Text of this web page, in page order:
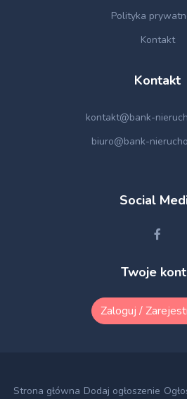
Polityka
Kontakt
Kontakt
kontakt@bank-
biuro@bank-
Social
Twoje
Zaloguj /
Strona główna Dodaj ogłoszenie